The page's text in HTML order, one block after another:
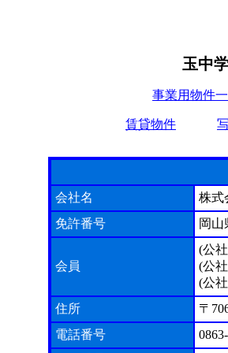
玉中
事業用物件
賃貸物件
会社名
株
免許番号
岡山
会員
(公
(公
(公
住所
〒
電話番号